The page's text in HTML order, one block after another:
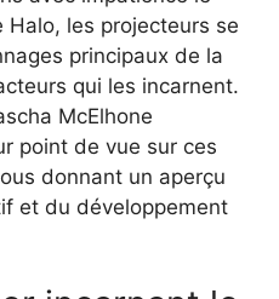
les projecteurs se
principaux de la
qui les incarnent.
McElhone
point de vue sur ces
donnant un aperçu
et du développement